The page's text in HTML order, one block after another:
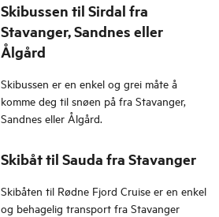
Skibussen til Sirdal fra
Stavanger, Sandnes eller
Ålgård
Skibussen er en enkel og grei måte å
komme deg til snøen på fra Stavanger,
Sandnes eller Ålgård.
Skibåt til Sauda fra Stavanger
Skibåten til Rødne Fjord Cruise er en enkel
og behagelig transport fra Stavanger